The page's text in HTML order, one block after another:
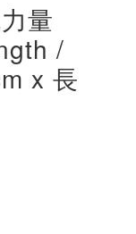
量
/
x 長